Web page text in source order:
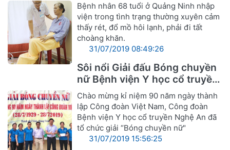
Bệnh nhân 68 tuổi ở Quảng Ninh nhập
viện trong tình trạng thường xuyên cảm
thấy rét, đổ mồ hôi lạnh, phải đi tất
choàng khăn.
31/07/2019 08:49:26
Sôi nổi Giải đấu Bóng chuyền
nữ Bệnh viện Y học cổ truyền
Nghệ An
Chào mừng kỉ niệm 90 năm ngày thành
lập Công đoàn Việt Nam, Công đoàn
Bệnh viện Y học cổ truyền Nghệ An đã
tổ chức giải “Bóng chuyền nữ"
31/07/2019 15:56:25